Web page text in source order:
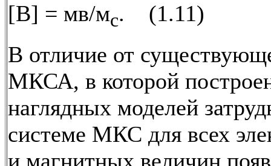
[B] = мв/мс. (1.11)
В отличие от
МКСА, в которой
наглядных моделей
системе МКС для всех
и магнитных величин